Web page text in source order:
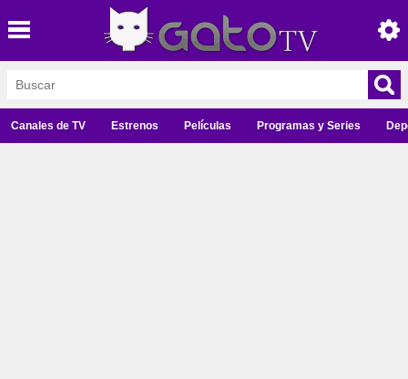
Canales de TV Estrenos Películas Programas y Series